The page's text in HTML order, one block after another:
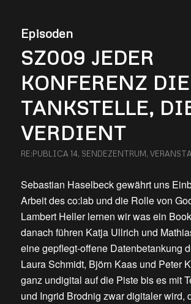
Episoden
SZ009 JEDER
KONFERENZ DIE
TANKSTELLE,
VERDIENT
RE:PUBLICA 14, SENDEZENTRUM,
Sebastian Haselbeck gewährt uns
Arbeit des co:lab und die Rolle von
Lambert Heller lernen wir was ein
danach führen Katja Ullrich und
eine gepflegt-offene Datenbetankung
Laura Schmidt, Björn Kaas und Peter
ganz undigital auf die Piste bis es mit
und Ingrid Brodnig zwar digitaler wird,